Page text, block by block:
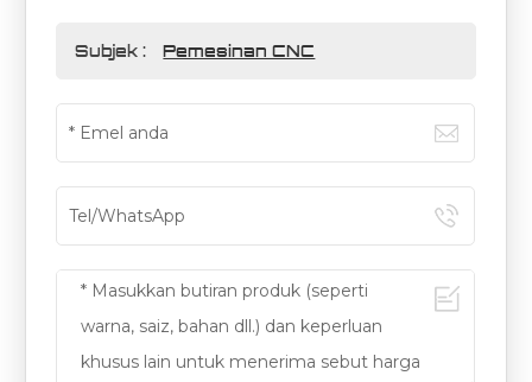
Subjek : Pemesinan CNC